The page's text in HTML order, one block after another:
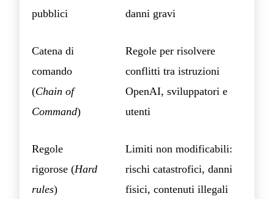
pubblici
danni gravi
Catena di
comando
(Chain of
Command)
Regole per risolvere
conflitti tra istruzioni
OpenAI, sviluppatori e
utenti
Regole
rigorose (Hard
rules)
Limiti non modificabili:
rischi catastrofici, danni
fisici, contenuti illegali